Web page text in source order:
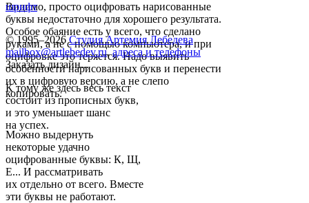
Видимо, просто оцифровать нарисованные
буквы недостаточно для хорошего результата.
Особое обаяние есть у всего, что сделано
руками, а не с помощью компьютера, и при
оцифровке это теряется. Надо выявить
особенности нарисованных букв и перенести
их в цифровую версию, а не слепо
копировать.
К тому же здесь весь текст
состоит из прописных букв,
и это уменьшает шанс
на успех.
Можно выдернуть
некоторые удачно
оцифрованные буквы: К, Щ,
Е... И рассматривать
их отдельно от всего. Вместе
эти буквы не работают.
шрифт
© 1995–2026 Студия Артемия Лебедева
mailbox@artlebedev.ru, адреса и телефоны
Заказать дизайн...